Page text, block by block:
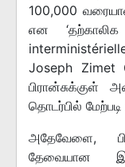
100,000
என
Joseph Zimet
பிரான்சுக்குள்
தொடர்பில்
அதேவேளை,
தேவையான